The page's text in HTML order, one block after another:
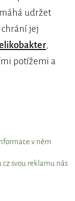
udržet
jej
,
potížemi a
v něm
svou reklamu nás